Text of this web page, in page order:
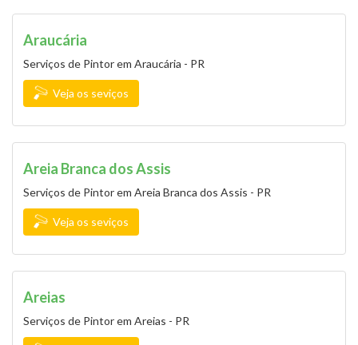
Araucária
Serviços de Pintor em Araucária - PR
Veja os seviços
Areia Branca dos Assis
Serviços de Pintor em Areia Branca dos Assis - PR
Veja os seviços
Areias
Serviços de Pintor em Areias - PR